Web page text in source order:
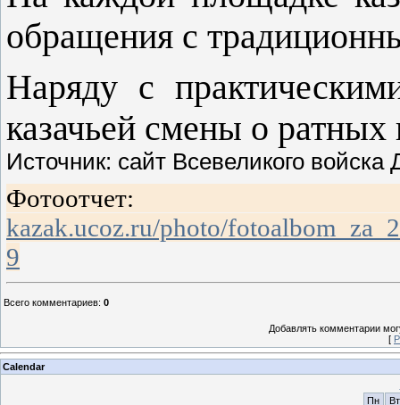
обращения с
Наряду с
казачьей смены о ратных
Источник: сайт Всевеликого войска
kazak.ucoz.ru/photo/
9
Всего комментариев: 0
Добавлять комментарии
[
Calendar
Пн
Вт